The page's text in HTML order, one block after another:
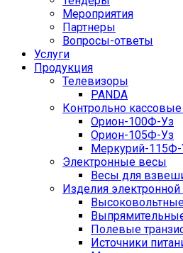
Мероприятия
Партнеры
Вопросы-ответы
Услуги
Продукция
Телевизоры
PANDA
Контрольно
Орион-100Ф-Уз
Орион-105Ф-Уз
Меркурий-115Ф-
Электронные весы
Весы для
Изделия электронной
Полевые
Источники